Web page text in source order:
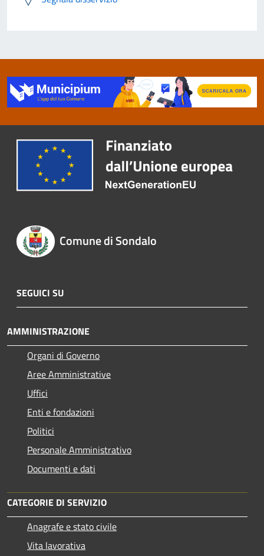
Comune di Sondalo
SEGUICI SU
AMMINISTRAZIONE
Organi di Governo
Aree Amministrative
Uffici
Enti e fondazioni
Politici
Personale Amministrativo
Documenti e dati
CATEGORIE DI SERVIZIO
Anagrafe e stato civile
Vita lavorativa